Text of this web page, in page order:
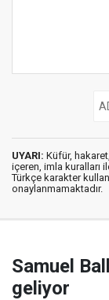
UYARI: Küfür,
içeren, imla kuralları
Türkçe karakter
onaylanmamaktadır.
Samuel
geliyor